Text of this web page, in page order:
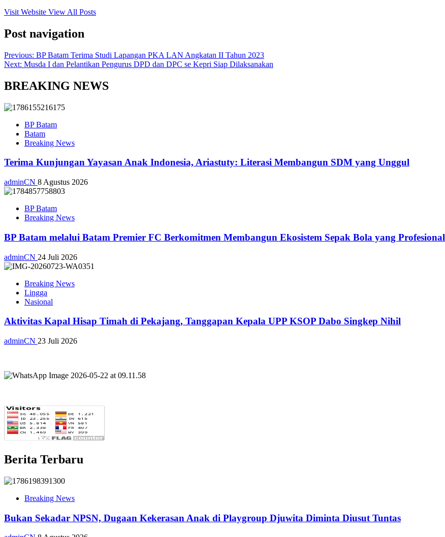
Visit Website View All Posts
Post navigation
Previous: BP Batam Terima Studi Lapangan PKA LAN Angkatan II Tahun 2023
Next: Musda I dan Pelantikan Pengurus DPD dan DPC se Kepri Siap Dilaksanakan
BREAKING NEWS
BP Batam
Batam
Breaking News
Terima Kunjungan Yayasan Anak Indonesia, Ariastuty: Literasi Membangun SDM yang Unggul
adminCN 8 Agustus 2026
BP Batam
Breaking News
BP Batam melalui Batam Premier FC Berkomitmen Membangun Ekosistem Sepak Bola yang Profesional
adminCN 24 Juli 2026
Breaking News
Lingga
Nasional
Aktivitas Kapal Hisap Timah di Pekajang, Tanggapan Kepala UPP KSOP Dabo Singkep Nihil
adminCN 23 Juli 2026
Berita Terbaru
Breaking News
Bukan Sekadar NPSN, Dugaan Kekerasan Anak di Playgroup Djuwita Diminta Diusut Tuntas